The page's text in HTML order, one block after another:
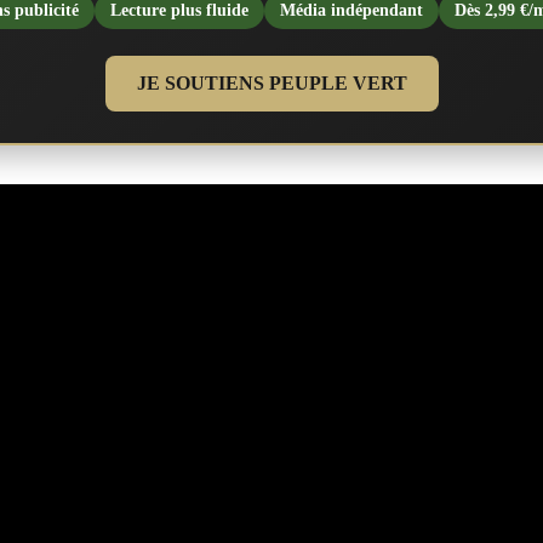
publicité Lecture plus fluide Média indépendant Dès 2,99 €/
JE SOUTIENS PEUPLE VERT